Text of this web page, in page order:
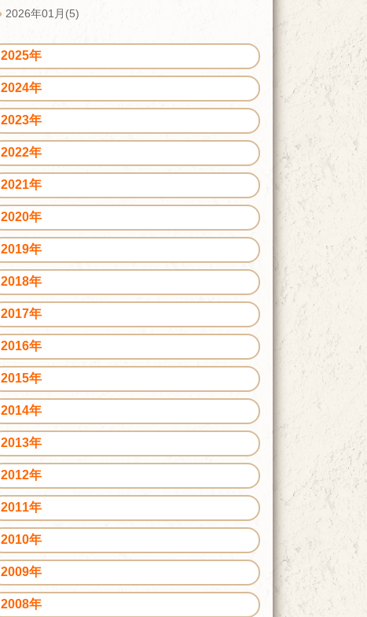
2026年01月(5)
2025年
2024年
2023年
2022年
2021年
2020年
2019年
2018年
2017年
2016年
2015年
2014年
2013年
2012年
2011年
2010年
2009年
2008年